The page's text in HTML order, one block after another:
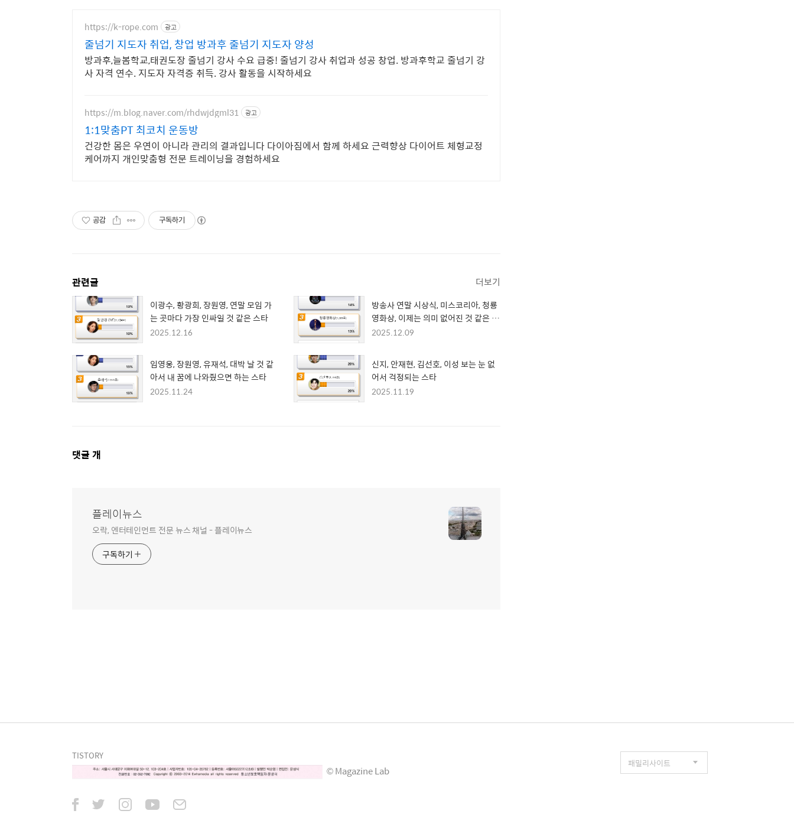
https://k-rope.com 광고
줄넘기 지도자 취업, 창업 방과후 줄넘기 지도자 양성
방과후,늘봄학교,태권도장 줄넘기 강사 수요 급중! 줄넘기 강사 취업과 성공 창업. 방과후학교 줄넘기 강
사 자격 연수. 지도자 자격증 취득. 강사 활동을 시작하세요
https://m.blog.naver.com/rhdwjdgml31 광고
1:1맞춤PT 최코치 운동방
건강한 몸은 우연이 아니라 관리의 결과입니다 다이아짐에서 함께 하세요 근력향상 다이어트 체형교정
케어까지 개인맞춤형 전문 트레이닝을 경험하세요
공감 구독하기
관련글 더보기
이광수, 황광희, 장원영, 연말 모임 가
는 곳마다 가장 인싸일 것 같은 스타
2025.12.16
방송사 연말 시상식, 미스코리아, 청룡
영화상, 이제는 의미 없어진 것 같은 시
상식
2025.12.09
임영웅, 장원영, 유재석, 대박 날 것 같
아서 내 꿈에 나와줬으면 하는 스타
2025.11.24
신지, 안재현, 김선호, 이성 보는 눈 없
어서 걱정되는 스타
2025.11.19
댓
댓글 개
플레이뉴스
오락, 엔터테인먼트 전문 뉴스 채널 - 플레이뉴스
구독하기
TISTORY
© Magazine Lab